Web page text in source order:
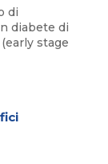
di
diabete di
stage